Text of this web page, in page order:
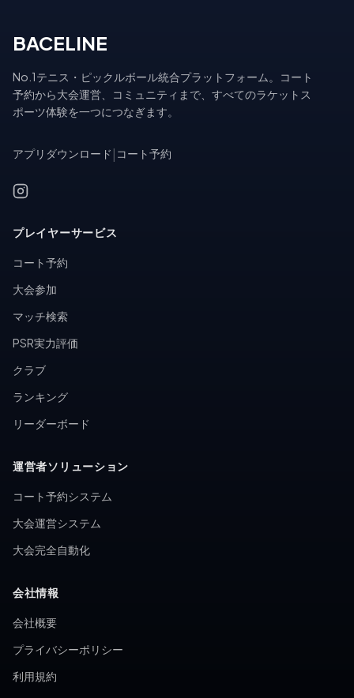
BACELINE
No.1テニス・ピックルボール統合プラットフォーム。コート
予約から大会運営、コミュニティまで、すべてのラケットス
ポーツ体験を一つにつなぎます。
アプリダウンロード コート予約
プレイヤーサービス
コート予約
大会参加
マッチ検索
PSR実力評価
クラブ
ランキング
リーダーボード
運営者ソリューション
コート予約システム
大会運営システム
大会完全自動化
会社情報
会社概要
プライバシーポリシー
利用規約